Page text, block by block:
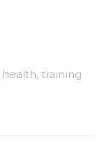
health, training